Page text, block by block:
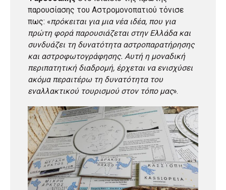
παρουσίασης του Αστρομονοπατιού τόνισε
πως: «πρόκειται για μια νέα ιδέα, που για
πρώτη φορά παρουσιάζεται στην Ελλάδα και
συνδυάζει τη δυνατότητα αστροπαρατήρησης
και αστροφωτογράφησης. Αυτή η μοναδική
περιπατητική διαδρομή, έρχεται να ενισχύσει
ακόμα περαιτέρω τη δυνατότητα του
εναλλακτικού τουρισμού στον τόπο μας».